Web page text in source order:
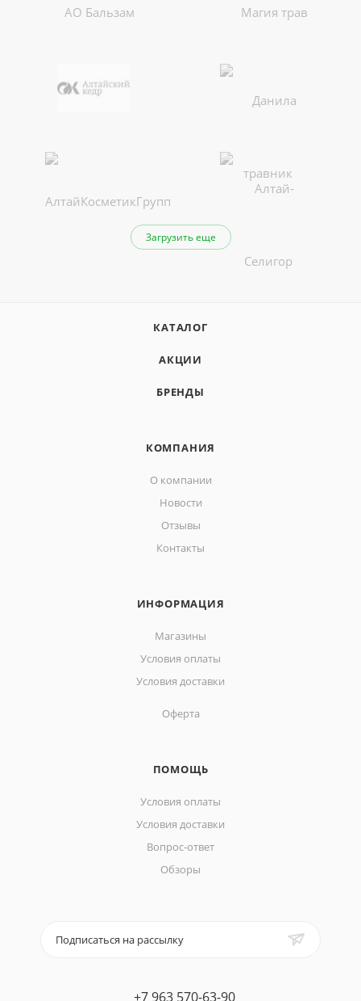
Загрузить еще
КАТАЛОГ
АКЦИИ
БРЕНДЫ
КОМПАНИЯ
О компании
Новости
Отзывы
Контакты
ИНФОРМАЦИЯ
Магазины
Условия оплаты
Условия доставки
Оферта
ПОМОЩЬ
Условия оплаты
Условия доставки
Вопрос-ответ
Обзоры
Подписаться на рассылку
+7 963 570-63-90